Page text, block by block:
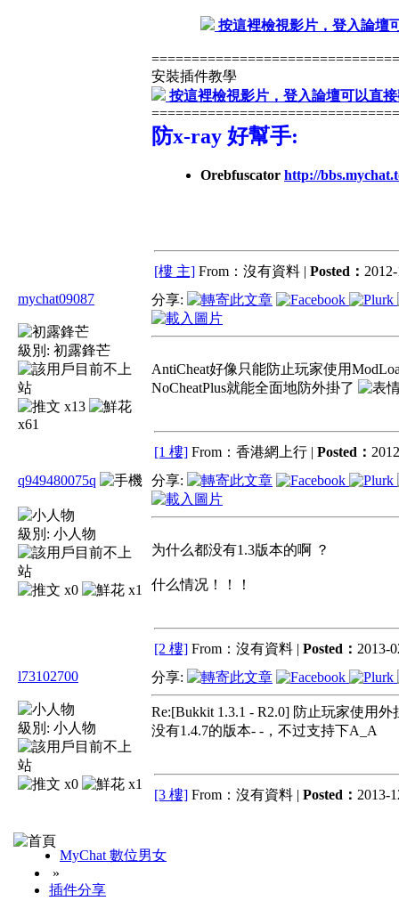
按這裡檢視影片，登入論壇
安裝插件教學
按這裡檢視影片，登入論壇可以直
防x-ray 好幫手:
Orebfuscator http://
[樓 主] From：沒有資料 | Posted：
mychat09087
級別: 初露鋒芒
x13
x61
分享:
AntiCheat好像只能防止玩家使用
NoCheatPlus就能全面地防外掛了
[1 樓] From：香港網上行 | Posted：
q949480075q
級別: 小人物
x0 x1
分享:
为什么都没有1.3版本的啊 ？
什么情况！！！
[2 樓] From：沒有資料 | Posted： 2013-
l73102700
級別: 小人物
x0 x1
分享:
Re:[Bukkit 1.3.1 - R2.0] 防止玩家使用
没有1.4.7的版本- -，不过支持下A_A
[3 樓] From：沒有資料 | Posted： 2013-
MyChat 數位男女
»
插件分享